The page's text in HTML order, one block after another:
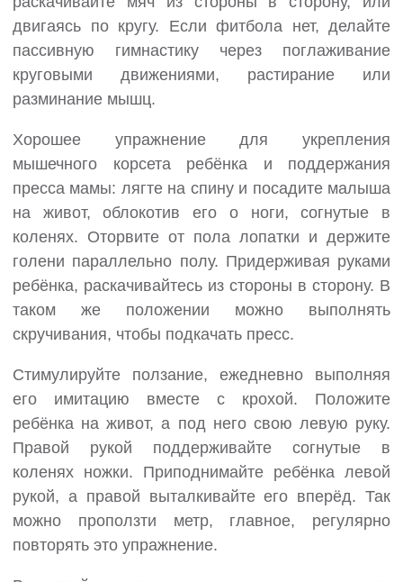
двигаясь по кругу. Если фитбола нет, делайте
пассивную гимнастику через поглаживание
круговыми движениями, растирание или
разминание мышц.
Хорошее упражнение для укрепления
мышечного корсета ребёнка и поддержания
пресса мамы: лягте на спину и посадите малыша
на живот, облокотив его о ноги, согнутые в
коленях. Оторвите от пола лопатки и держите
голени параллельно полу. Придерживая руками
ребёнка, раскачивайтесь из стороны в сторону. В
таком же положении можно выполнять
скручивания, чтобы подкачать пресс.
Стимулируйте ползание, ежедневно выполняя
его имитацию вместе с крохой. Положите
ребёнка на живот, а под него свою левую руку.
Правой рукой поддерживайте согнутые в
коленях ножки. Приподнимайте ребёнка левой
рукой, а правой выталкивайте его вперёд. Так
можно проползти метр, главное, регулярно
повторять это упражнение.